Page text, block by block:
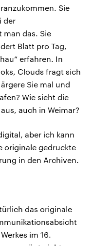
Sie
der
man das. Sie
Blatt pro Tag,
erfahren. In
Clouds fragt sich
Sie mal und
Wie sieht die
auch in Weimar?
aber ich kann
originale gedruckte
in den Archiven.
das originale
im 16.